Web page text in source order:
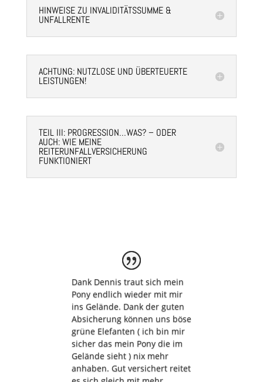
HINWEISE ZU INVALIDITÄTSSUMME &
UNFALLRENTE
ACHTUNG: NUTZLOSE UND ÜBERTEUERTE
LEISTUNGEN!
TEIL III: PROGRESSION…WAS? – ODER
AUCH: WIE MEINE
REITERUNFALLVERSICHERUNG
FUNKTIONIERT
Dank Dennis traut sich mein
Pony endlich wieder mit mir
ins Gelände. Dank der guten
Absicherung können uns böse
grüne Elefanten ( ich bin mir
sicher das mein Pony die im
Gelände sieht ) nix mehr
anhaben. Gut versichert reitet